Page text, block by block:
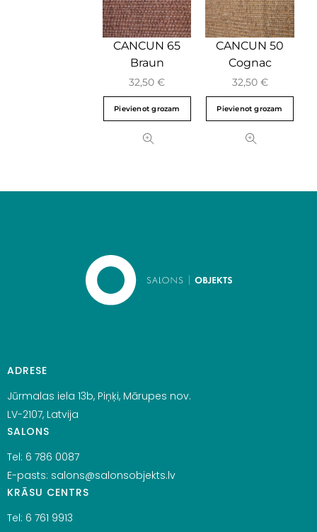
CANCUN 65
Braun
32,50€
Pievienot grozam
CANCUN 50
Cognac
32,50 €
Pievienot grozam
ADRESE
Jūrmalas iela 13b, Piņķi, Mārupes nov.
LV-2107, Latvija
SALONS
Tel: 6 786 0087
E-pasts: salons@salonsobjekts.lv
KRĀSU CENTRS
Tel: 6 761 9913